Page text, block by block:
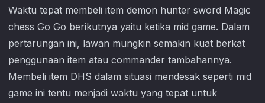
Waktu tepat membeli item demon hunter sword Magic
chess Go Go berikutnya yaitu ketika mid game. Dalam
pertarungan ini, lawan mungkin semakin kuat berkat
penggunaan item atau commander tambahannya.
Membeli item DHS dalam situasi mendesak seperti mid
game ini tentu menjadi waktu yang tepat untuk